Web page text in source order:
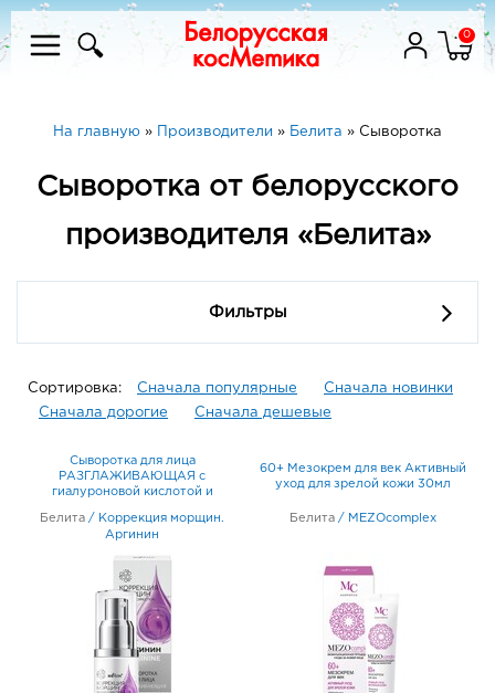
0
На главную » Производители » Белита » Сыворотка
Сыворотка от белорусского
производителя «Белита»
Фильтры
Сортировка: Сначала популярные
Сначала новинки
Сначала дорогие
Сначала дешевые
Сыворотка для лица
РАЗГЛАЖИВАЮЩАЯ с
гиалуроновой кислотой и
Белита / Коррекция морщин.
Аргинин
60+ Мезокрем для век Активный
уход для зрелой кожи 30мл
Белита / MEZOcomplex